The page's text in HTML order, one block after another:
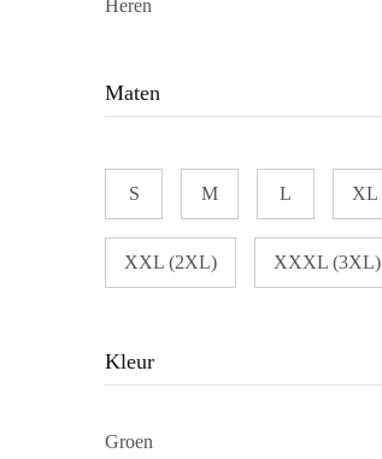
Heren
Maten
S M L XL
XXL (2XL) XXXL (3XL)
Kleur
Groen